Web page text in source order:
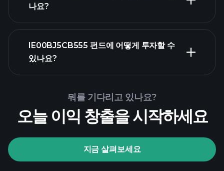
고급 차트
나요?
IE00BJ5CB555 펀드에 어떻게 투자할 수
있나요?
Playtrade Tournaments
추천 브로커
뭐를 기다리고 있나요?
오늘 이익 창출을 시작하세요
지금 살펴보세요